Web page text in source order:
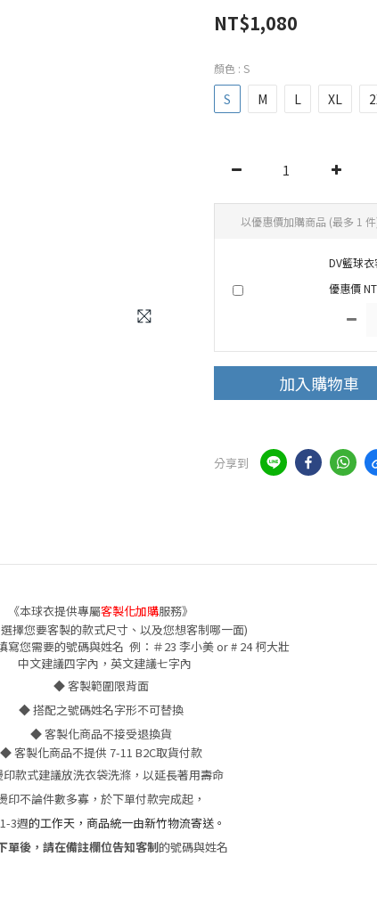
NT$1,080
顏色 : S
S M L XL
以優惠價加購商品 (最多 1
DV籃球
優惠價
加入購物車
分享到
《本球衣提供專屬客製化加購服務》
擇您要客製的款式尺寸、以及您想客制哪一面)
寫您需要的號碼與姓名 例：＃23 李小美 or # 24 柯大壯
中文建議四字內，英文建議七字內
◆客製範圍限背面
◆ 搭配之號碼姓名字形不可替換
◆ 客製化商品不接受退換貨
◆ 客製化商品不提供 7-11 B2C取貨付款
印款式建議放洗衣袋洗滌，以延長著用壽命
印不論件數多寡，於下單付款完成起，
3週的工作天，商品統一由新竹物流寄送。
單後，請在備註欄位告知客制的號碼與姓名